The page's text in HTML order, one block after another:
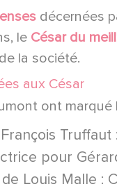
décernées
le César du
la société.
aux César
ont
pour
de Louis Malle